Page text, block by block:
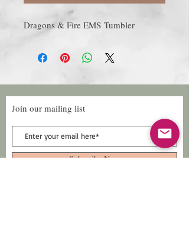
Dragons & Fire EMS Tumbler
Join our mailing list
Subscribe Now